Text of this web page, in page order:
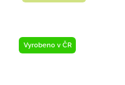
Vyrobeno v ČR